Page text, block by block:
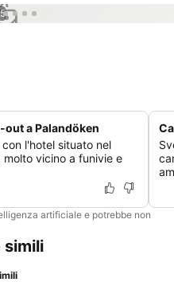
a Palandöken
l'hotel situato nel
vicino a funivie e
artificiale e potrebbe non
simili